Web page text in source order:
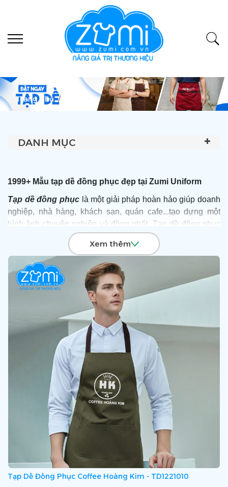
Trang Chủ
DANH MỤC
1999+ Mẫu tạp dề đồng phục đẹp tại Zumi Uniform
Tạp dề đồng phục là một giải pháp hoàn hảo giúp doanh
nghiệp, nhà hàng, khách sạn, quán cafe...tạo dựng một
hình ảnh chuyên nghiệp và đồng nhất. Tạp dề đồng phục
tại Zumi được thiết kế theo yêu cầu, khách hàng có thể in
ấn/ thêu logo, tên hoặc slogan của doanh nghiệp lên bề
mặt tạp dề.
Sản phẩm này giúp nhân viên trong các tổ chức có sự xuất
hiện đồng nhất và gây ấn tượng tốt với khách hàng.
Để được tư vấn và sở hữu những mẫu tạp dề đồng phục
với giá ưu đãi nhất hãy Liên hệ Hotline:0903 132 585,
Zumi sẽ đưa ra giải pháp toàn diện và chuyên nghiệp để
giúp quý doanh nghiệp “Nâng Giá Trị Thương Hiệu” và gửi
thông điệp trọn vẹn tới khách hàng.
Xem thêm
Tạp Dề Đồng Phục Coffee Hoàng Kim - TD1221010